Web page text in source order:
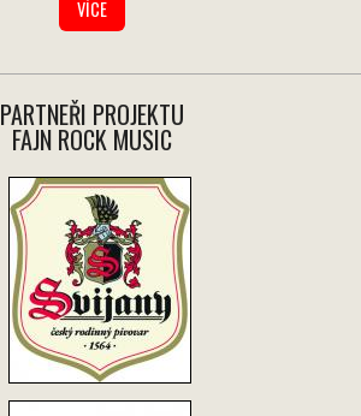
VÍCE
PARTNEŘI PROJEKTU
FAJN ROCK MUSIC